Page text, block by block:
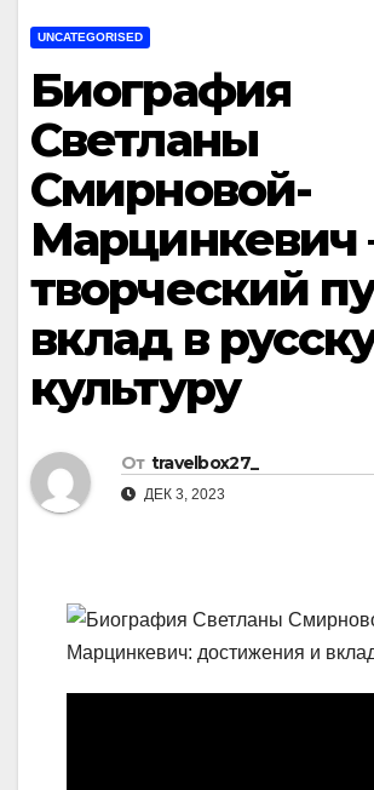
UNCATEGORISED
Биография
Светланы
Смирновой-
творческий
вклад в
культуру
От travelbox27_
ДЕК 3, 2023